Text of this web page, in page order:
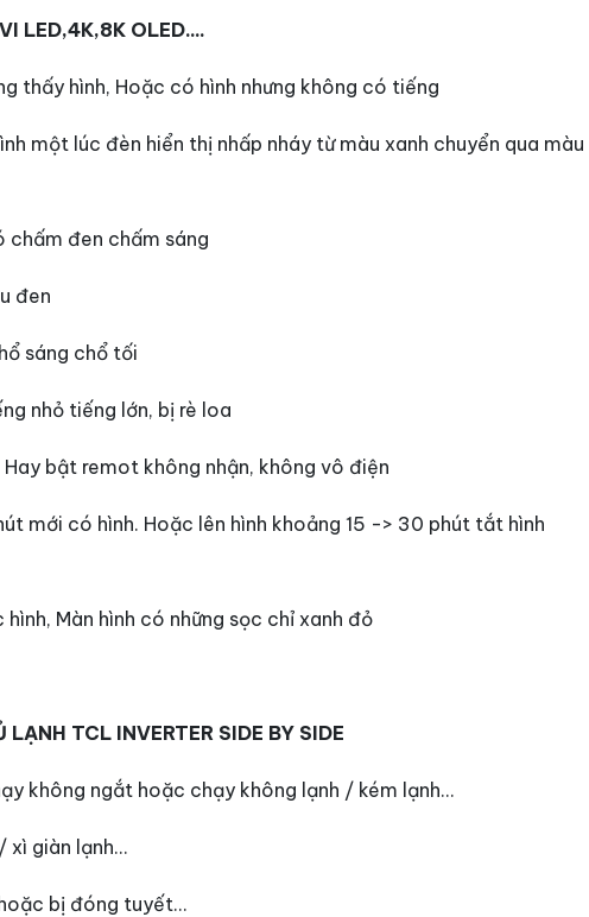
LED,4K,8K OLED....
thấy hình, Hoặc có hình nhưng không có tiếng
một lúc đèn hiển thị nhấp nháy từ màu xanh chuyển qua màu
chấm đen chấm sáng
đen
sáng chổ tối
nhỏ tiếng lớn, bị rè loa
bật remot không nhận, không vô điện
mới có hình. Hoặc lên hình khoảng 15 -> 30 phút tắt hình
Màn hình có những sọc chỉ xanh đỏ
TCL INVERTER SIDE BY SIDE
không ngắt hoặc chạy không lạnh / kém lạnh…
xì giàn lạnh…
bị đóng tuyết…